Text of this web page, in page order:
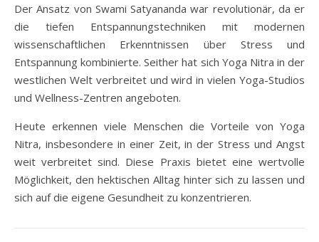
Der Ansatz von Swami Satyananda war revolutionär, da er
die tiefen Entspannungstechniken mit modernen
wissenschaftlichen Erkenntnissen über Stress und
Entspannung kombinierte. Seither hat sich Yoga Nitra in der
westlichen Welt verbreitet und wird in vielen Yoga-Studios
und Wellness-Zentren angeboten.
Heute erkennen viele Menschen die Vorteile von Yoga
Nitra, insbesondere in einer Zeit, in der Stress und Angst
weit verbreitet sind. Diese Praxis bietet eine wertvolle
Möglichkeit, den hektischen Alltag hinter sich zu lassen und
sich auf die eigene Gesundheit zu konzentrieren.